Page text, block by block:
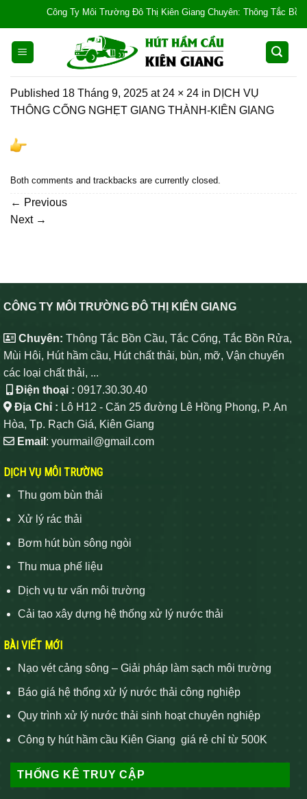
content
Công Ty Môi Trường Đô Thị Kiên Giang Chuyên: Thông Tắc Bồn
Published 18 Tháng 9, 2025 at 24 × 24 in DỊCH VỤ
THÔNG CỐNG NGHẸT GIANG THÀNH-KIÊN GIANG
Both comments and trackbacks are currently closed.
← Previous
Next →
CÔNG TY MÔI TRƯỜNG ĐÔ THỊ KIÊN GIANG
Chuyên: Thông Tắc Bồn Cầu, Tắc Cống, Tắc Bồn Rửa,
Mùi Hôi, Hút hầm cầu, Hút chất thải, bùn, mỡ, Vận chuyển
các loại chất thải, ...
Điện thoại : 0917.30.30.40
Địa Chỉ : Lô H12 - Căn 25 đường Lê Hồng Phong, P. An
Hòa, Tp. Rạch Giá, Kiên Giang
Email : yourmail@gmail.com
DỊCH VỤ MÔI TRƯỜNG
Thu gom bùn thải
Xử lý rác thải
Bơm hút bùn sông ngòi
Thu mua phế liệu
Dịch vụ tư vấn môi trường
Cải tạo xây dựng hệ thống xử lý nước thải
BÀI VIẾT MỚI
Nạo vét cảng sông – Giải pháp làm sạch môi trường
Báo giá hệ thống xử lý nước thải công nghiệp
Quy trình xử lý nước thải sinh hoạt chuyên nghiệp
Công ty hút hầm cầu Kiên Giang giá rẻ chỉ từ 500K
THỐNG KÊ TRUY CẬP